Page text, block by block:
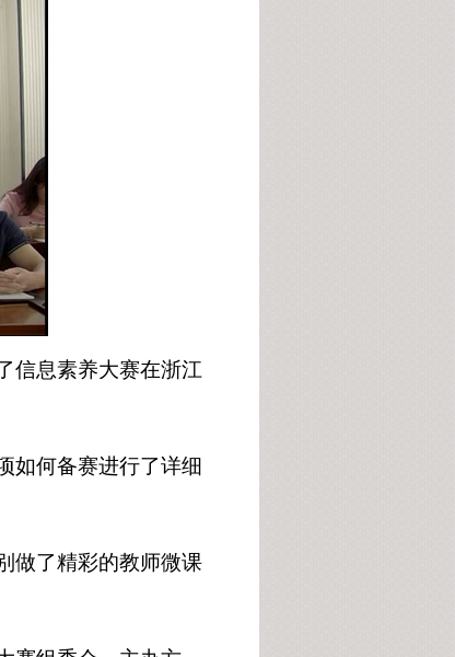
信息素养大赛在浙江
如何备赛进行了详细
做了精彩的教师微课